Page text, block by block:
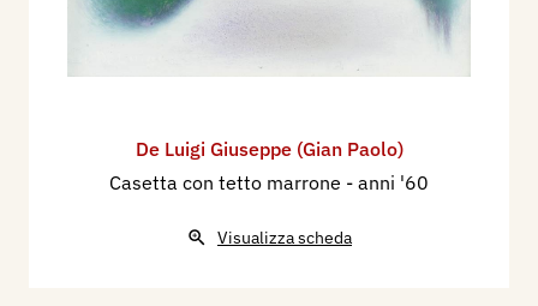
De Luigi Giuseppe (Gian Paolo)
Casetta con tetto marrone - anni '60
Visualizza scheda